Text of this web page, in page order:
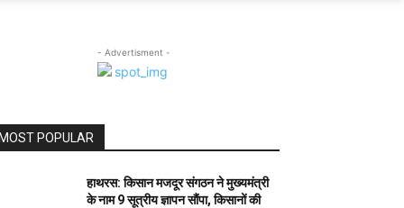
- Advertisment -
MOST POPULAR
हाथरस: किसान मजदूर संगठन ने मुख्यमंत्री
के नाम 9 सूत्रीय ज्ञापन सौंपा, किसानों की